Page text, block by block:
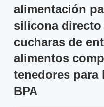
alimentación
silicona directo
cucharas de
alimentos
tenedores para
BPA